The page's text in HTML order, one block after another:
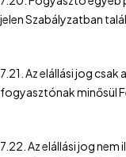
jelen Szabályzatban
7.21. Az elállási jog
fogyasztónak minősül
7.22. Az elállási jog nem